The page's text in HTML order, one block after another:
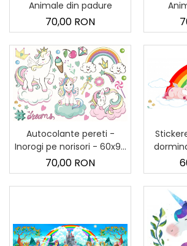
Sticker Harta Lumii
Stickere Cu Model Repetitiv
Stickere Perete Pentru Camera
De Zi
Stickere Pentru Bucatarie
Stickere pentru Usi
Stickere pentru Scari
Stickere pentru Podea
Stickere Semnalistica
Stickere Panou Poze
Animale din padure
70,00 RON
Autocolante pereti -
Inorogi pe norisori - 60x90
cm
70,00 RON